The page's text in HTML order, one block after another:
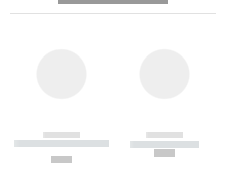
------------
----------- ----------- --------
------------
----------- -----------